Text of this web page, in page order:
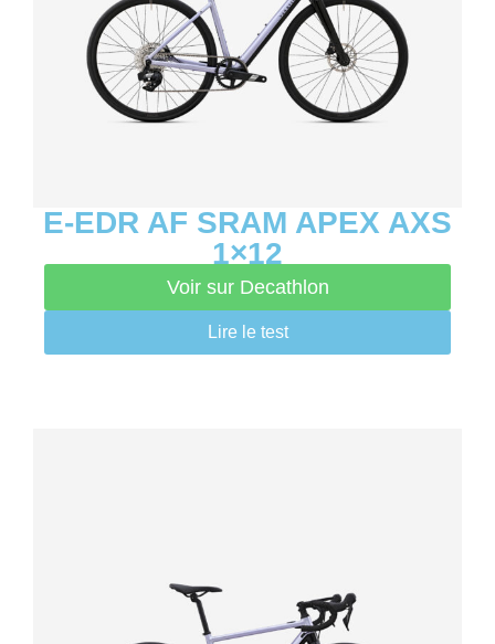
E-EDR AF SRAM APEX AXS
1×12
Voir sur Decathlon
Lire le test